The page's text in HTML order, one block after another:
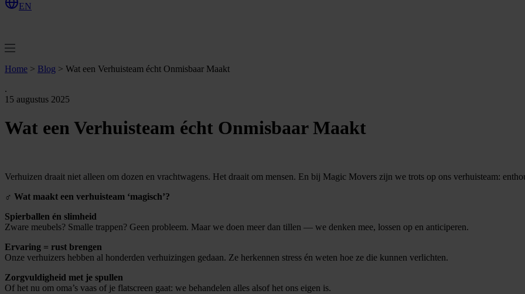
EN
Home > Blog > Wat een Verhuisteam écht Onmisbaar Maakt
.
15 augustus 2025
Wat een Verhuisteam écht Onmisbaar Maakt
Verhuizen draait niet alleen om dozen en vrachtwagens. Het draait om mensen. En bij Magic Movers zijn we trots op ons verhuisteam:
‍♂️ Wat maakt een verhuisteam ‘magisch’?
Spierballen én slimheid
Zware meubels? Smalle trappen? Geen probleem. Maar we doen meer dan tillen — we denken mee, lossen op en anticiperen.
Ervaring = rust brengen
Onze verhuizers hebben al honderden verhuizingen gedaan. Ze herkennen stress én weten hoe ze die kunnen verlichten.
Zorgvuldigheid met je spullen
Of het nu om oma’s vaas of je flatscreen gaat: we behandelen alles alsof het ons eigen is.